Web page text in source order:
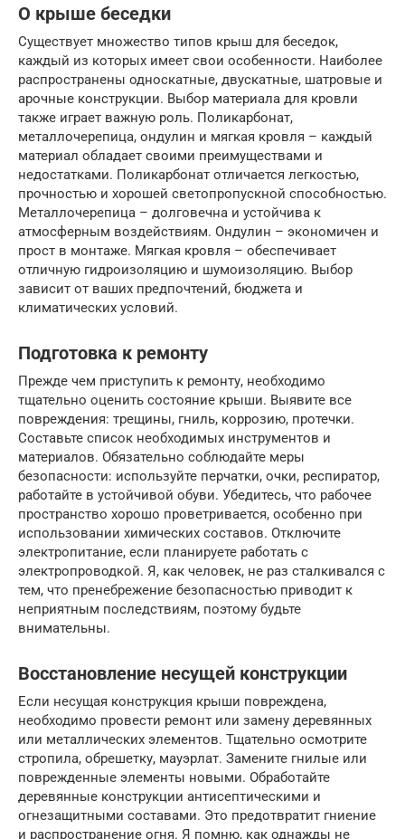
О крыше беседки
Существует множество типов крыш для беседок,
каждый из которых имеет свои особенности. Наиболее
распространены односкатные, двускатные, шатровые и
арочные конструкции. Выбор материала для кровли
также играет важную роль. Поликарбонат,
металлочерепица, ондулин и мягкая кровля – каждый
материал обладает своими преимуществами и
недостатками. Поликарбонат отличается легкостью,
прочностью и хорошей светопропускной способностью.
Металлочерепица – долговечна и устойчива к
атмосферным воздействиям. Ондулин – экономичен и
прост в монтаже. Мягкая кровля – обеспечивает
отличную гидроизоляцию и шумоизоляцию. Выбор
зависит от ваших предпочтений, бюджета и
климатических условий.
Подготовка к ремонту
Прежде чем приступить к ремонту, необходимо
тщательно оценить состояние крыши. Выявите все
повреждения: трещины, гниль, коррозию, протечки.
Составьте список необходимых инструментов и
материалов. Обязательно соблюдайте меры
безопасности: используйте перчатки, очки, респиратор,
работайте в устойчивой обуви. Убедитесь, что рабочее
пространство хорошо проветривается, особенно при
использовании химических составов. Отключите
электропитание, если планируете работать с
электропроводкой. Я, как человек, не раз сталкивался с
тем, что пренебрежение безопасностью приводит к
неприятным последствиям, поэтому будьте
внимательны.
Восстановление несущей конструкции
Если несущая конструкция крыши повреждена,
необходимо провести ремонт или замену деревянных
или металлических элементов. Тщательно осмотрите
стропила, обрешетку, мауэрлат. Замените гнилые или
поврежденные элементы новыми. Обработайте
деревянные конструкции антисептическими и
огнезащитными составами. Это предотвратит гниение
и распространение огня. Я помню, как однажды не